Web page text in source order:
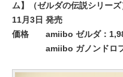
ム】（ゼルダの伝説シリーズ
11月3日 発売
価格
amiibo ゼルダ：
amiibo ガノンドロ